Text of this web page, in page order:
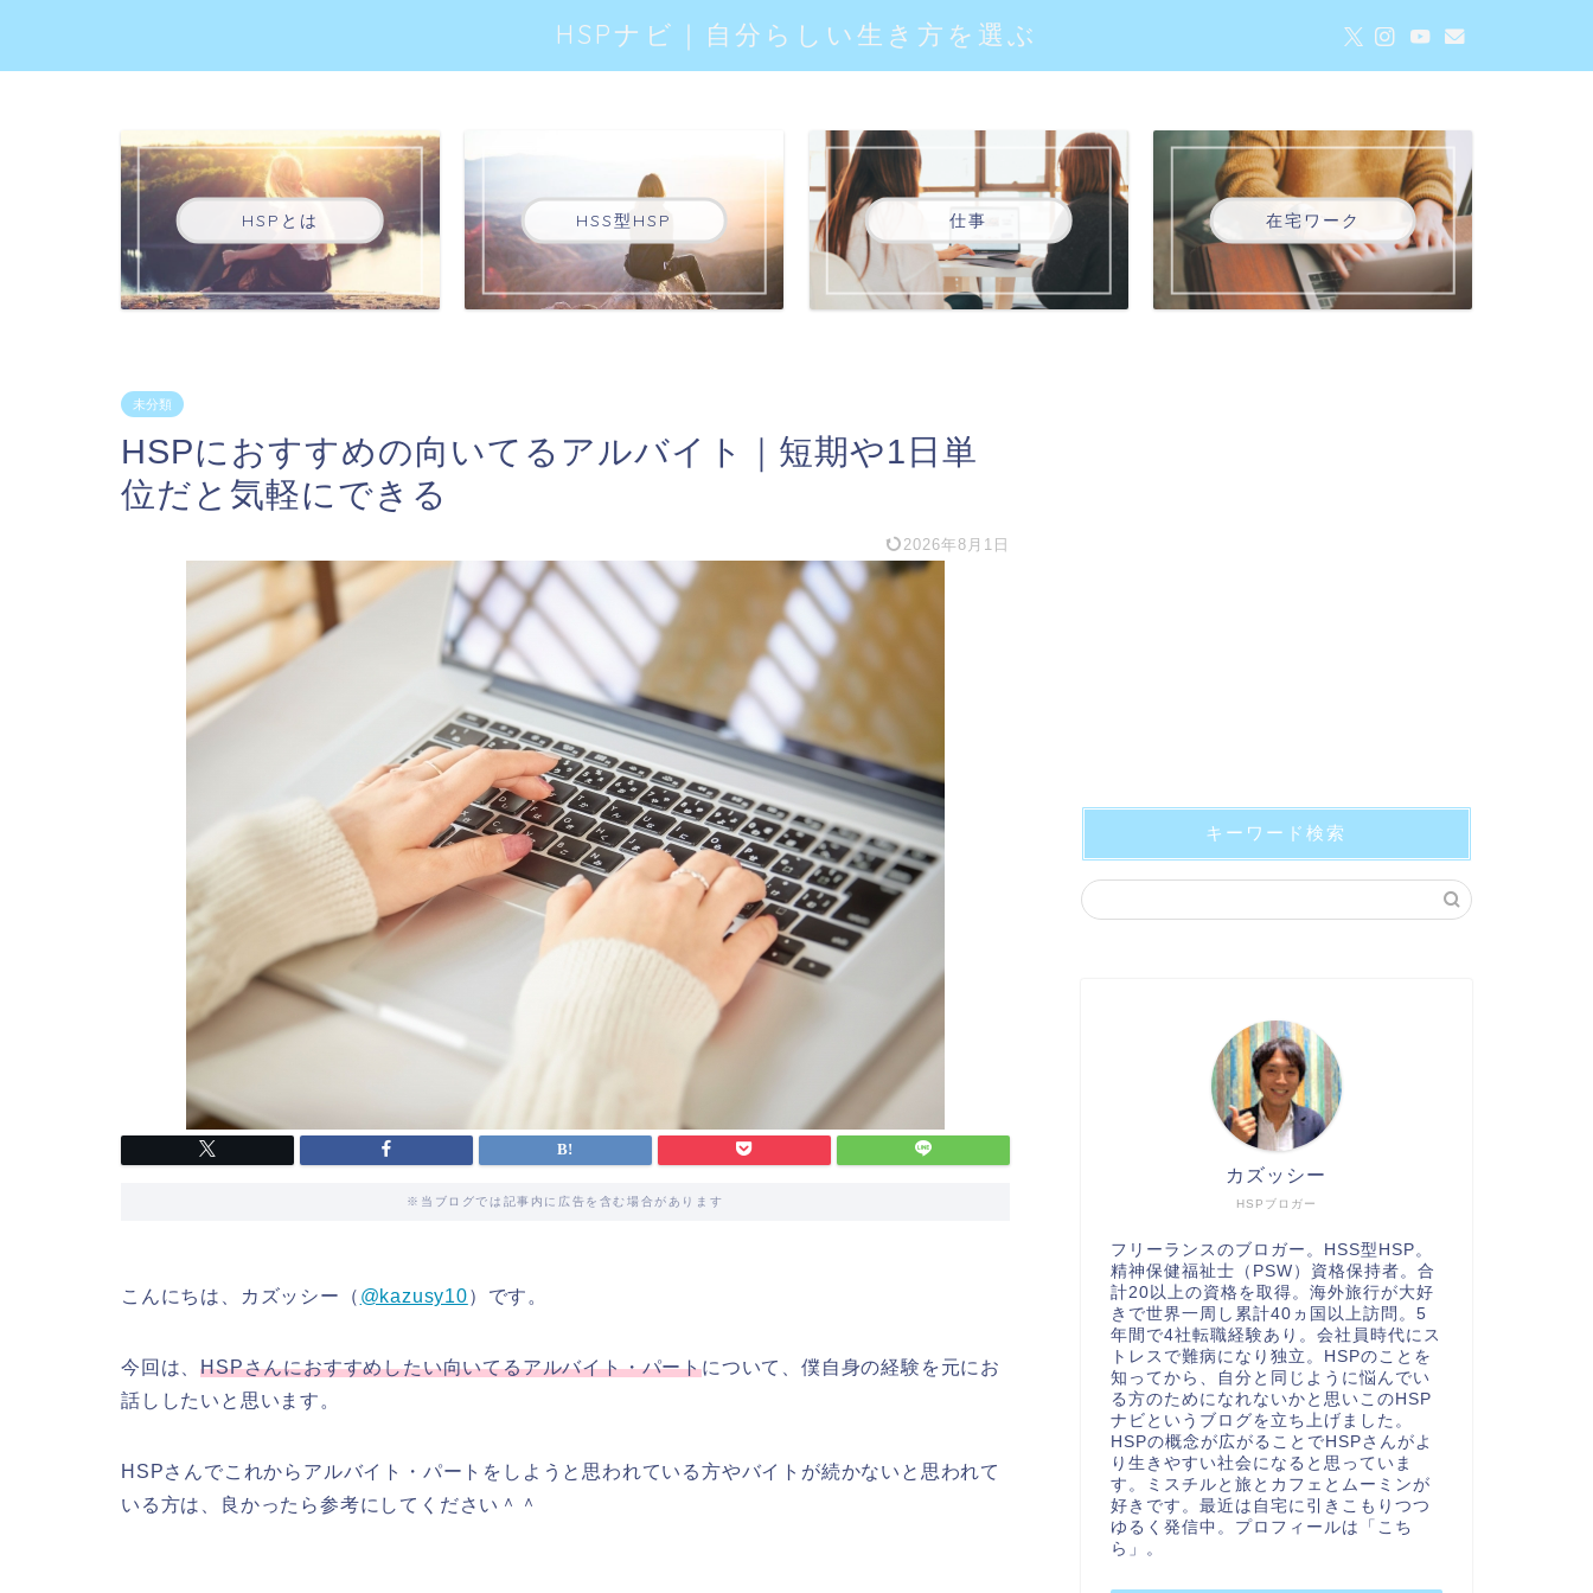
HSPナビ｜自分らしい生き方を選ぶ
HSPとは HSS型HSP 仕事 在宅ワーク
未分類
HSPにおすすめの向いてるアルバイト｜短期や1日単
位だと気軽にできる
2026年8月1日
※当ブログでは記事内に広告を含む場合があります
こんにちは、カズッシー（ @kazusy10）です。
今回は、HSPさんにおすすめしたい向いてるアルバイト・パートについて、僕自身の経験を元にお
話ししたいと思います。
HSPさんでこれからアルバイト・パートをしようと思われている方やバイトが続かないと思われて
いる方は、良かったら参考にしてください＾＾
キーワード検索
HSPブロガー
カズッシー
フリーランスのブロガー。HSS型HSP。
精神保健福祉士（PSW）資格保持者。合
計20以上の資格を取得。海外旅行が大好
きで世界一周し累計40ヵ国以上訪問。5
年間で4社転職経験あり。会社員時代にス
トレスで難病になり独立。HSPのことを
知ってから、自分と同じように悩んでい
る方のためになれないかと思いこのHSP
ナビというブログを立ち上げました。
HSPの概念が広がることでHSPさんがよ
り生きやすい社会になると思っていま
す。ミスチルと旅とカフェとムーミンが
好きです。最近は自宅に引きこもりつつ
ゆるく発信中。プロフィールは「 こち
ら 」。